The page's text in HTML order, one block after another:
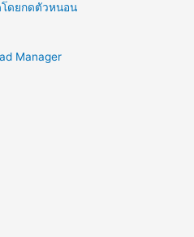
ดยกดตัวหนอน
Manager